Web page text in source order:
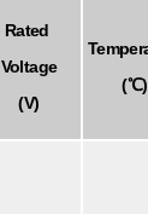
Rated
Voltage
(V)
(℃)